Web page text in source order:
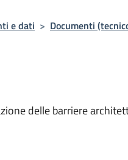
e dati > Documenti
delle barriere